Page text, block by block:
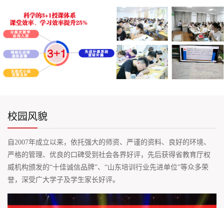
校园风貌
自2007年成立以来，依托强大的师资、严谨的资料、良好的环境、
严格的管理、优良的口碑受到社会各界好评，先后获得省教育厅权
威机构颁发的“十佳诚信品牌”、“山东培训行业先进单位”等众多荣
誉，深受广大学子及学生家长好评。